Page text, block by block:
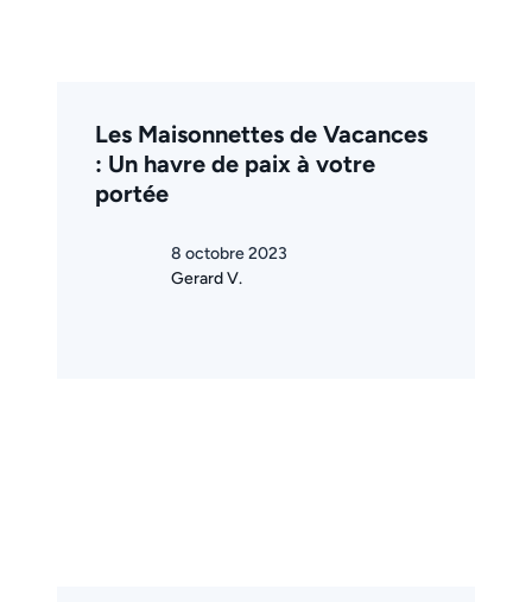
Les Maisonnettes de Vacances
: Un havre de paix à votre
portée
8 octobre 2023
Gerard V.